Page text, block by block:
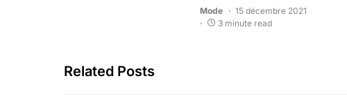
Mode
15 décembre 2021
3 minute read
Related Posts